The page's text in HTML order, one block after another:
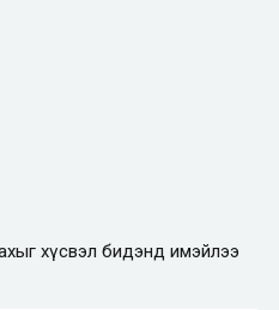
хүсвэл бидэнд имэйлээ